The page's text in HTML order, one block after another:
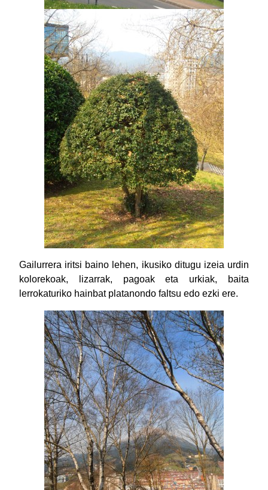
Gailurrera iritsi baino lehen, ikusiko ditugu izeia urdin
kolorekoak, lizarrak, pagoak eta urkiak, baita
lerrokaturiko hainbat platanondo faltsu edo ezki ere.